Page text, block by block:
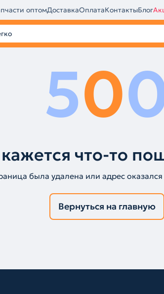
оптомДоставкаОплатаКонтактыБлог
50
что-то
была удалена или адрес
Вернуться на главную